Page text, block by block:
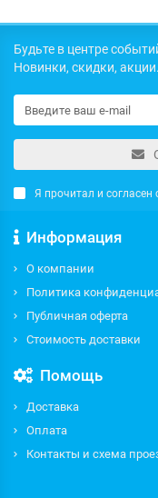
Будьте в центре
Новинки, скидки, акции.
Я прочитал и согласен
Информация
О компании
Политика
Публичная оферта
Стоимость доставки
Помощь
Доставка
Оплата
Контакты и схема